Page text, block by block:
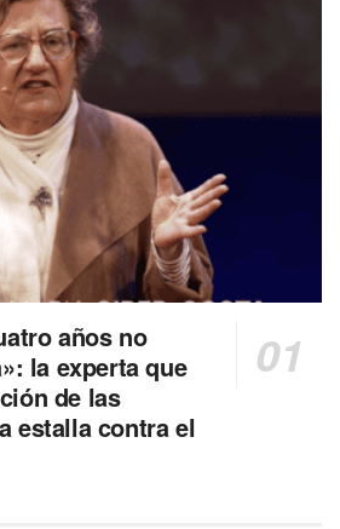
años no
la experta que
de las
estalla contra el